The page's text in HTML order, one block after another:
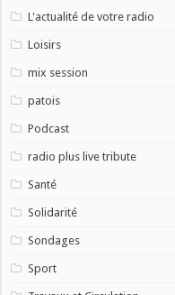
L'actualité de votre radio
Loisirs
mix session
patois
Podcast
radio plus live tribute
Santé
Solidarité
Sondages
Sport